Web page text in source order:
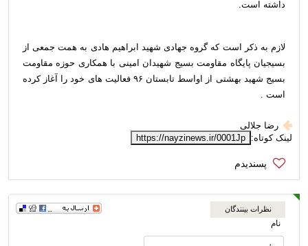
داشته است.
لازم به ذکر است که گروه جهادی شهید ابراهیم هادی به همت جمعی از
بسیجیان پایگاه مقاومت بسیج شهیدان امینی با همکاری حوزه مقاومت
بسیج شهید بهشتی از اواسط تابستان ۹۶ فعالیت های خود را آغاز کرده
است .
رضا جلالی
لینک کوتاه: https://nayzinews.ir/0001Jp
نظرات بینندگان
نام